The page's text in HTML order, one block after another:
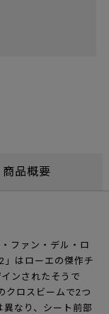
商品概要
ファン・デル・ロ
」はローエの傑作チ
ンされたそうで
クロスビームで2つ
異なり、シート前部